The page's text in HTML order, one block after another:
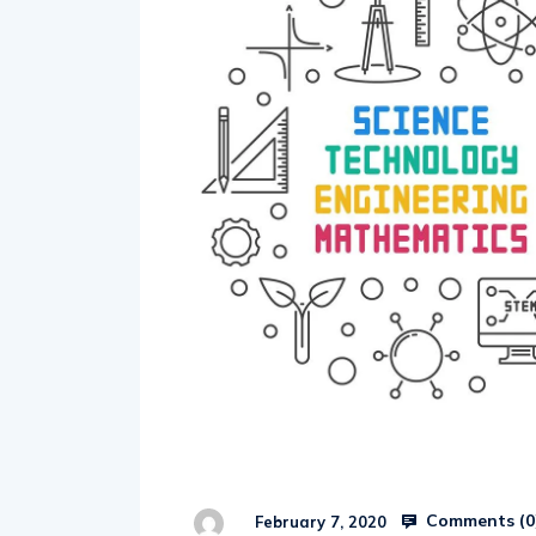
February 7, 2020 Comments (0